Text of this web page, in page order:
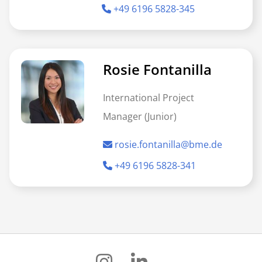
+49 6196 5828-345
Rosie Fontanilla
International Project
Manager (Junior)
rosie.fontanilla@bme.de
+49 6196 5828-341